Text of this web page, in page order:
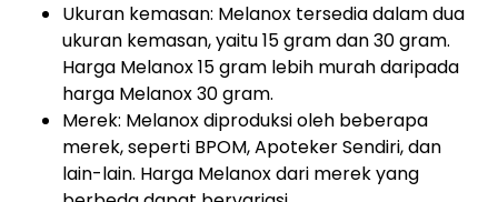
Ukuran kemasan: Melanox tersedia dalam dua
ukuran kemasan, yaitu 15 gram dan 30 gram.
Harga Melanox 15 gram lebih murah daripada
harga Melanox 30 gram.
Merek: Melanox diproduksi oleh beberapa
merek, seperti BPOM, Apoteker Sendiri, dan
lain-lain. Harga Melanox dari merek yang